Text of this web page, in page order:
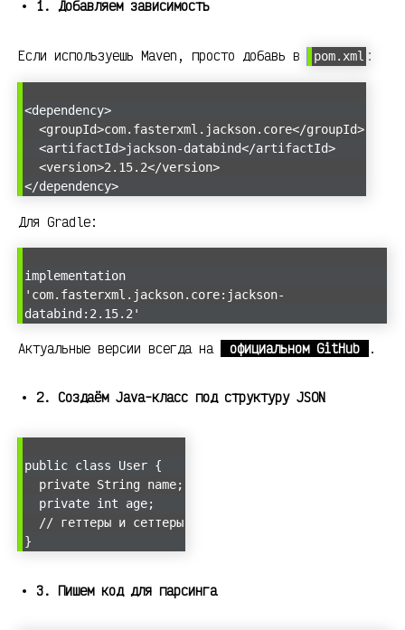
1. Добавляем зависимость
Если используешь Maven, просто добавь в pom.xml :
<dependency>
<groupId>com.fasterxml.jackson.core</groupId>
<artifactId>jackson-databind</artifactId>
<version>2.15.2</version>
</dependency>
Для Gradle:
implementation
'com.fasterxml.jackson.core:jackson-
databind:2.15.2'
Актуальные версии всегда на официальном GitHub .
2. Создаём Java-класс под структуру JSON
public class User {
private String name;
private int age;
// геттеры и сеттеры
}
3. Пишем код для парсинга